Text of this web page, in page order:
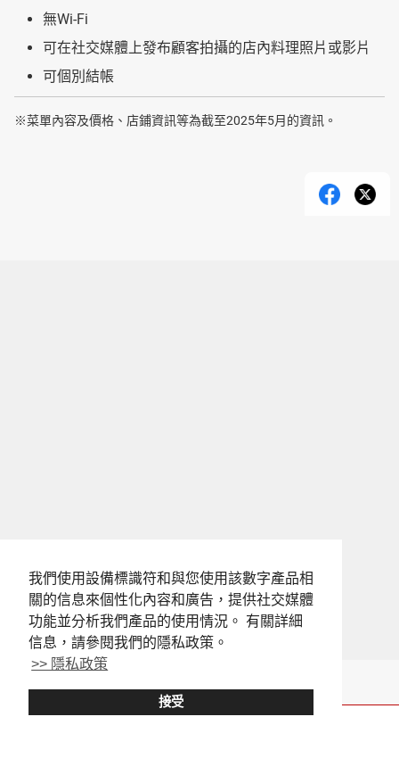
我們使用設備標識符和與您使用該數字產品相
關的信息來個性化內容和廣告，提供社交媒體
功能並分析我們產品的使用情況。 有關詳細
信息，請參閱我們的隱私政策。
>> 隱私政策
接受
無Wi-Fi
可在社交媒體上發布顧客拍攝的店內料理照片或影片
可個別結帳
※菜單內容及價格、店鋪資訊等為截至2025年5月的資訊。